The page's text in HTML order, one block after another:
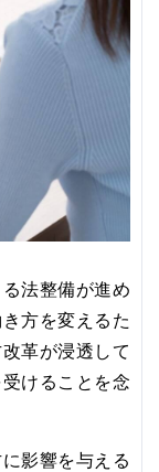
法整備が進め
方を変えるた
革が浸透して
けることを念
影響を与える